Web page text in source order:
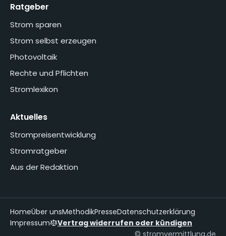
Ratgeber
Strom sparen
Strom selbst erzeugen
Photovoltaik
Rechte und Pflichten
Stromlexikon
Aktuelles
Strompreisentwicklung
Stromratgeber
Aus der Redaktion
HomeÜber unsMethodikPresseDatenschutzerklärung
Impressum
Vertrag widerrufen oder kündigen
© stromvermittlung.de